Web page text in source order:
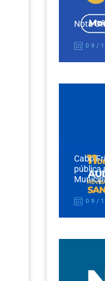
Nota
09/
Cabo
pública
09/